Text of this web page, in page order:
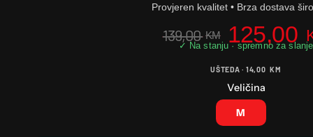
Provjeren kvalitet • Brza dostava
139,00 KM 125,00
UŠTEDA · 14,00 KM
Veličina
M